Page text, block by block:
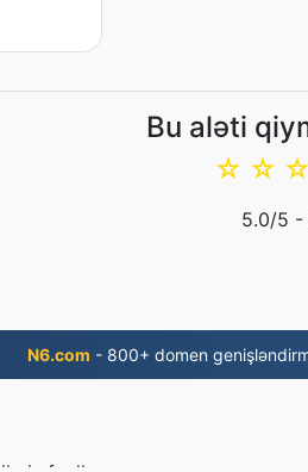
Bu aləti
☆
☆
☆
5.0/5 -
N6.com - 800+ domen